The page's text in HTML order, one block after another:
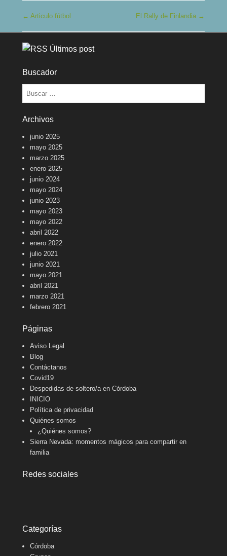
Navegación de entradas
← Articulo fútbol El Rally de Finlandia →
Últimos post
Buscador
Buscar
Archivos
junio 2025
mayo 2025
marzo 2025
enero 2025
junio 2024
mayo 2024
junio 2023
mayo 2023
mayo 2022
abril 2022
enero 2022
julio 2021
junio 2021
mayo 2021
abril 2021
marzo 2021
febrero 2021
Páginas
Aviso Legal
Blog
Contáctanos
Covid19
Despedidas de soltero/a en Córdoba
INICIO
Política de privacidad
Quiénes somos
¿Quiénes somos?
Sierra Nevada: momentos mágicos para compartir en
familia
Redes sociales
Categorías
Córdoba